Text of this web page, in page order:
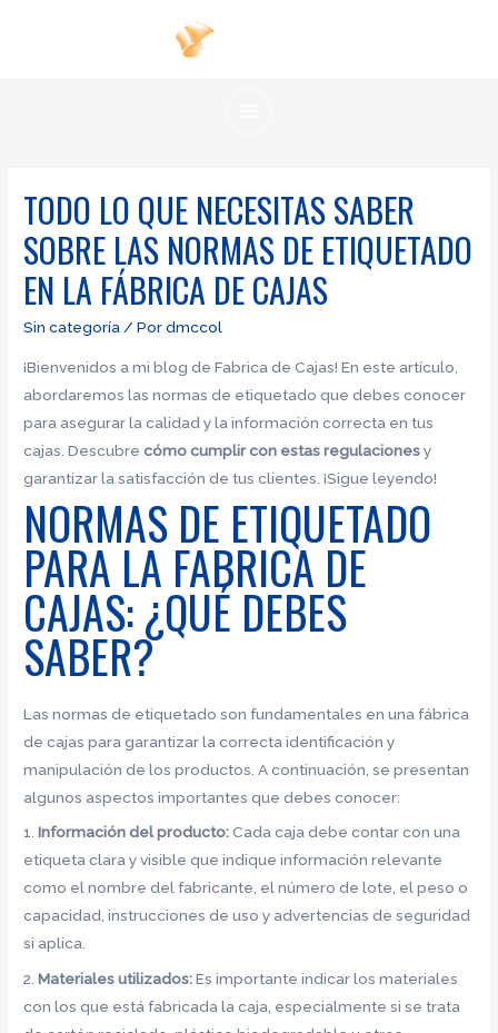
TODO LO QUE NECESITAS SABER
SOBRE LAS NORMAS DE ETIQUETADO
EN LA FÁBRICA DE CAJAS
Sin categoría / Pordmccol
¡Bienvenidos a mi blog de Fabrica de Cajas! En este artículo,
abordaremos las normas de etiquetado que debes conocer
para asegurar la calidad y la información correcta en tus
cajas. Descubrecómo cumplir con estas regulacionesy
garantizar la satisfacción de tus clientes. ¡Sigue leyendo!
NORMAS DE ETIQUETADO
PARA LA FABRICA DE
CAJAS: ¿QUÉ DEBES
SABER?
Las normas de etiquetado son fundamentales en una fábrica
de cajas para garantizar la correcta identificación y
manipulación de los productos. A continuación, se presentan
algunos aspectos importantes que debes conocer:
1.Información del producto:Cada caja debe contar con una
etiqueta clara y visible que indique información relevante
como el nombre del fabricante, el número de lote, el peso o
capacidad, instrucciones de uso y advertencias de seguridad
si aplica.
2.Materiales utilizados:Es importante indicar los materiales
con los que está fabricada la caja, especialmente si se trata